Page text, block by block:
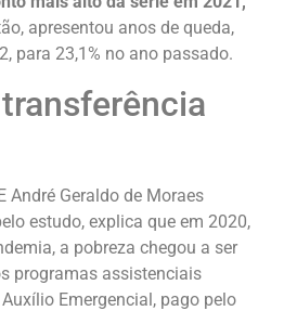
apresentou anos de queda,
para 23,1% no ano passado.
André Geraldo de Moraes
estudo, explica que em 2020,
a pobreza chegou a ser
programas assistenciais
Emergencial, pago pelo